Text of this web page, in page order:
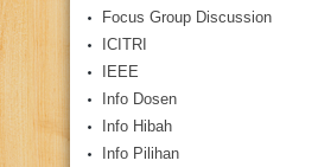
Focus Group Discussion
ICITRI
IEEE
Info Dosen
Info Hibah
Info Pilihan